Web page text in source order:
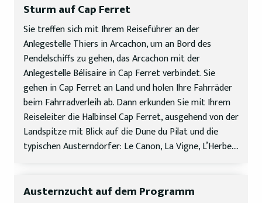
Sturm auf Cap Ferret
Sie treffen sich mit Ihrem Reiseführer an der
Anlegestelle Thiers in Arcachon, um an Bord des
Pendelschiffs zu gehen, das Arcachon mit der
Anlegestelle Bélisaire in Cap Ferret verbindet. Sie
gehen in Cap Ferret an Land und holen Ihre Fahrräder
beim Fahrradverleih ab. Dann erkunden Sie mit Ihrem
Reiseleiter die Halbinsel Cap Ferret, ausgehend von der
Landspitze mit Blick auf die Dune du Pilat und die
typischen Austerndörfer: Le Canon, La Vigne, L’Herbe….
Austernzucht auf dem Programm